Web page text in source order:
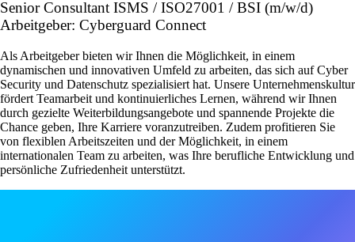
Senior Consultant ISMS / ISO27001 / BSI (m/w/d)
Arbeitgeber: Cyberguard Connect
Als Arbeitgeber bieten wir Ihnen die Möglichkeit, in einem
dynamischen und innovativen Umfeld zu arbeiten, das sich auf Cyber
Security und Datenschutz spezialisiert hat. Unsere Unternehmenskultur
fördert Teamarbeit und kontinuierliches Lernen, während wir Ihnen
durch gezielte Weiterbildungsangebote und spannende Projekte die
Chance geben, Ihre Karriere voranzutreiben. Zudem profitieren Sie
von flexiblen Arbeitszeiten und der Möglichkeit, in einem
internationalen Team zu arbeiten, was Ihre berufliche Entwicklung und
persönliche Zufriedenheit unterstützt.